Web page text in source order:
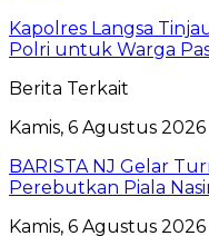
Kapolres Langsa
Polri untuk Warga
Berita Terkait
Kamis, 6 Agustus
BARISTA NJ Gelar
Perebutkan Piala
Kamis, 6 Agustus 2026